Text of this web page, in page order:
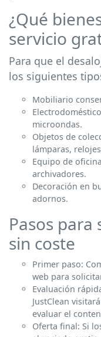
¿Qué
servicio
Para que el
los siguientes
Mobiliario
microondas.
Objetos de
lámparas,
Equipo de
archivadores.
Decoración en
adornos.
Pasos
sin coste
Primer paso:
web para
Evaluación
JustClean
evaluar el
Oferta final: Si